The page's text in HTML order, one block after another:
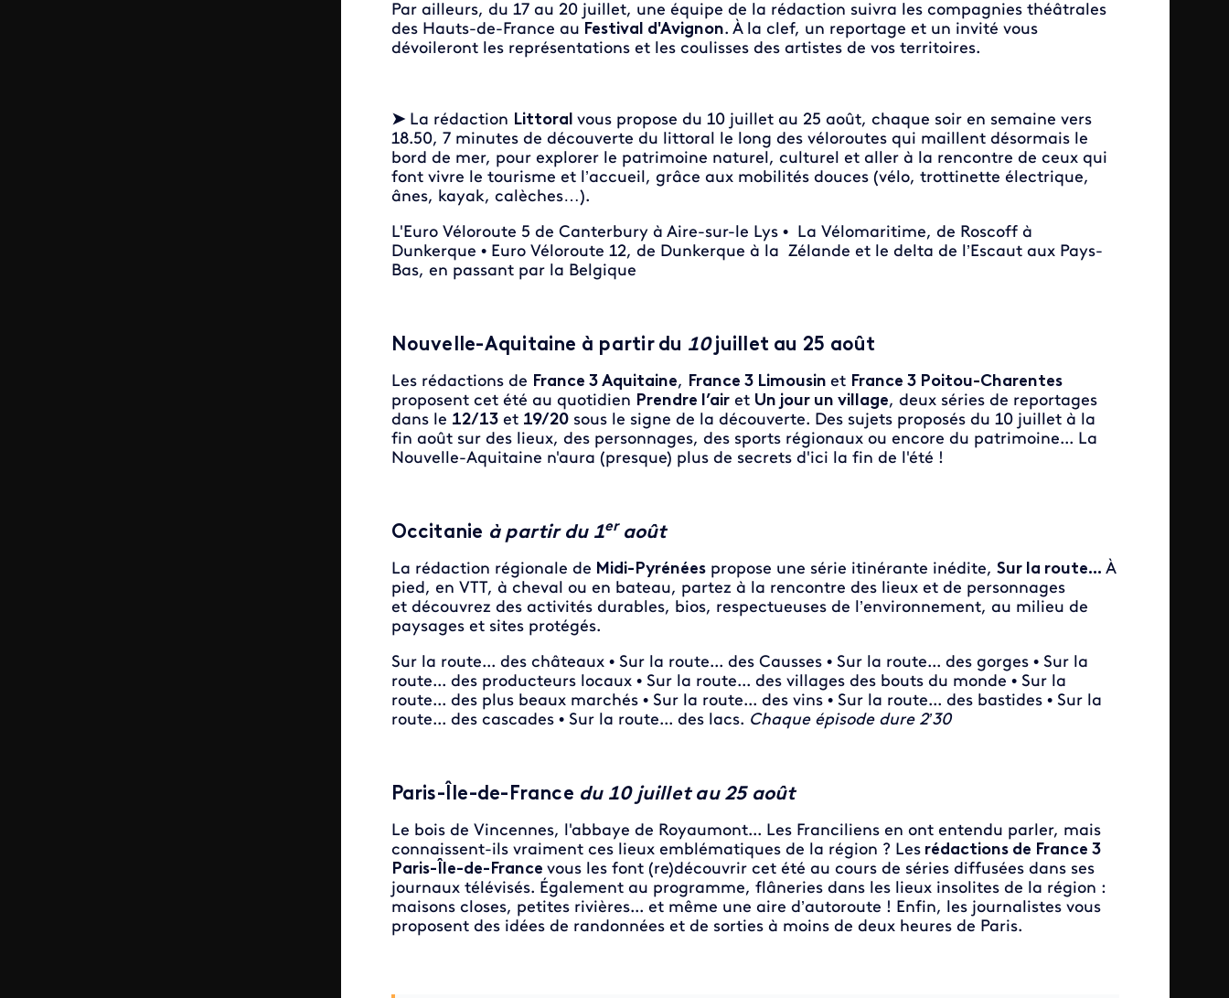
Par ailleurs, du 17 au 20 juillet, une équipe de la rédaction suivra les compagnies théâtrales
des Hauts-de-France au Festival d'Avignon. À la clef, un reportage et un invité vous
dévoileront les représentations et les coulisses des artistes de vos territoires.
➤La rédaction Littoral vous propose du 10 juillet au 25 août, chaque soir en semaine vers
18.50, 7 minutes de découverte du littoral le long des véloroutes qui maillent désormais le
bord de mer, pour explorer le patrimoine naturel, culturel et aller à la rencontre de ceux qui
font vivre le tourisme et l’accueil, grâce aux mobilités douces (vélo, trottinette électrique,
ânes, kayak, calèches…).
L'Euro Véloroute 5 de Canterbury à Aire-sur-le Lys • La Vélomaritime, de Roscoff à
Dunkerque • Euro Véloroute 12, de Dunkerque à la Zélande et le delta de l’Escaut aux Pays-
Bas, en passant par la Belgique
Nouvelle-Aquitaine à partir du 10juillet au 25 août
Les rédactions de France 3 Aquitaine, France 3 Limousin et France 3 Poitou-Charentes
proposent cet été au quotidien Prendre l’airet Un jour un village, deux séries de reportages
dans le 12/13et 19/20sous le signe de la découverte. Des sujets proposés du 10 juillet à la
fin août sur des lieux, des personnages, des sports régionaux ou encore du patrimoine... La
Nouvelle-Aquitaine n'aura (presque) plus de secrets d'ici la fin de l'été !
Occitanie à partir du 1er août
La rédaction régionale de Midi-Pyrénéespropose une série itinérante inédite, Sur la route... À
pied, en VTT, à cheval ou en bateau, partez à la rencontre des lieux et de personnages
et découvrez des activités durables, bios, respectueuses de l’environnement, au milieu de
paysages et sites protégés.
Sur la route... des châteaux • Sur la route... des Causses • Sur la route... des gorges • Sur la
route... des producteurs locaux • Sur la route... des villages des bouts du monde • Sur la
route... des plus beaux marchés • Sur la route... des vins • Sur la route... des bastides • Sur la
route... des cascades • Sur la route... des lacs. Chaque épisode dure 2’30
Paris-Île-de-France du 10 juillet au 25 août
Le bois de Vincennes, l'abbaye de Royaumont... Les Franciliens en ont entendu parler, mais
connaissent-ils vraiment ces lieux emblématiques de la région ? Lesrédactions de France 3
Paris-Île-de-France vous les font (re)découvrir cet été au cours de séries diffusées dans ses
journaux télévisés. Également au programme, flâneries dans les lieux insolites de la région :
maisons closes, petites rivières... et même une aire d’autoroute ! Enfin, les journalistes vous
proposent des idées de randonnées et de sorties à moins de deux heures de Paris.